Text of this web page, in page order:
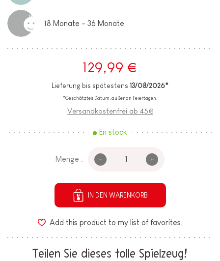
18 Monate - 36 Monate
129,99 €
Lieferung bis spätestens 13/08/2026*
*Geschätztes Datum, außer an Feiertagen.
Versandkostenfrei ab 45€
En stock
Menge : - +
IN DEN WARENKORB
Add this product to my list of favorites.
Teilen Sie dieses tolle Spielzeug!